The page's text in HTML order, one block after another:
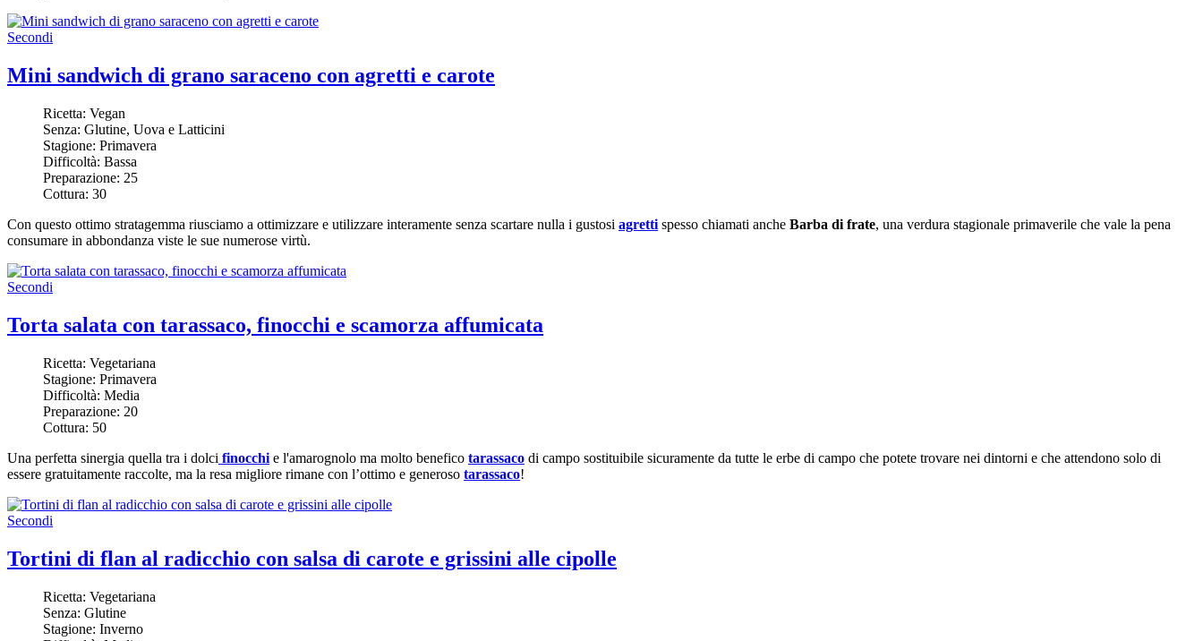
Secondi
Mini sandwich di grano saraceno con agretti e carote
Ricetta: Vegan
Senza: Glutine, Uova e Latticini
Stagione: Primavera
Difficoltà: Bassa
Preparazione: 25
Cottura: 30
Con questo ottimo stratagemma riusciamo a ottimizzare e utilizzare interamente senza scartare nulla i gustosi agretti spesso chiamati anche Barba di frate, una verdura stagionale primaverile che vale la pena
consumare in abbondanza viste le sue numerose virtù.
Secondi
Torta salata con tarassaco, finocchi e scamorza affumicata
Ricetta: Vegetariana
Stagione: Primavera
Difficoltà: Media
Preparazione: 20
Cottura: 50
Una perfetta sinergia quella tra i dolci finocchi e l'amarognolo ma molto benefico tarassaco di campo sostituibile sicuramente da tutte le erbe di campo che potete trovare nei dintorni e che attendono solo di
essere gratuitamente raccolte, ma la resa migliore rimane con l’ottimo e generoso tarassaco!
Secondi
Tortini di flan al radicchio con salsa di carote e grissini alle cipolle
Ricetta: Vegetariana
Senza: Glutine
Stagione: Inverno